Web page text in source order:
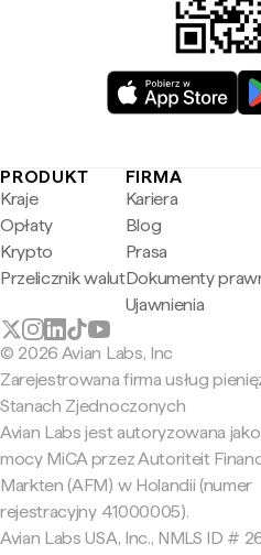
PRODUKT
Kraje
Opłaty
Krypto
Przelicznik walut
FIRMA
Kariera
Blog
Prasa
Dokumenty
Ujawnienia
© 2026 Avian Labs, Inc
Zarejestrowana firma usług
Stanach Zjednoczonych
Avian Labs jest autoryzowana
mocy MiCA przez Autoriteit
Markten (AFM) w Holandii (numer
rejestracyjny 41000005).
Avian Labs USA, Inc., NMLS ID #